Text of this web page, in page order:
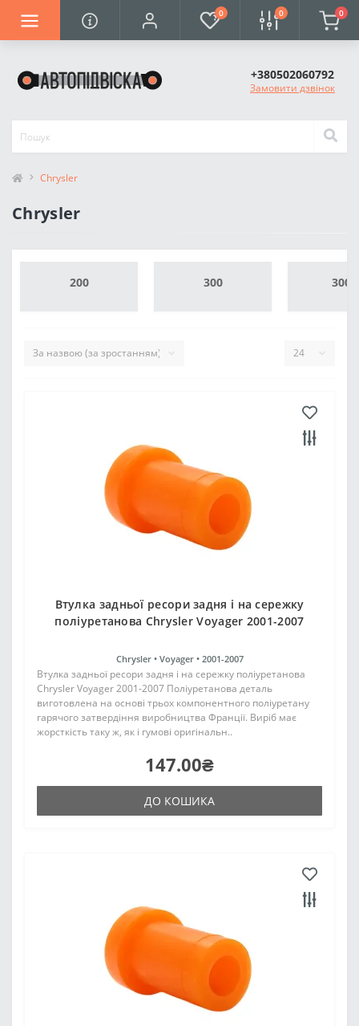
0 0 0
+380502060792
Замовити дзвінок
Chrysler
Chrysler
200 300
Втулка задньої ресори задня і на сережку
поліуретанова Chrysler Voyager 2001-2007
Chrysler • Voyager • 2001-2007
Втулка задньої ресори задня і на сережку поліуретанова
Chrysler Voyager 2001-2007 Поліуретанова деталь
виготовлена на основі трьох компонентного поліуретану
гарячого затвердіння виробництва Франції. Виріб має
жорсткість таку ж, як і гумові оригінальн..
147.00₴
ДО КОШИКА